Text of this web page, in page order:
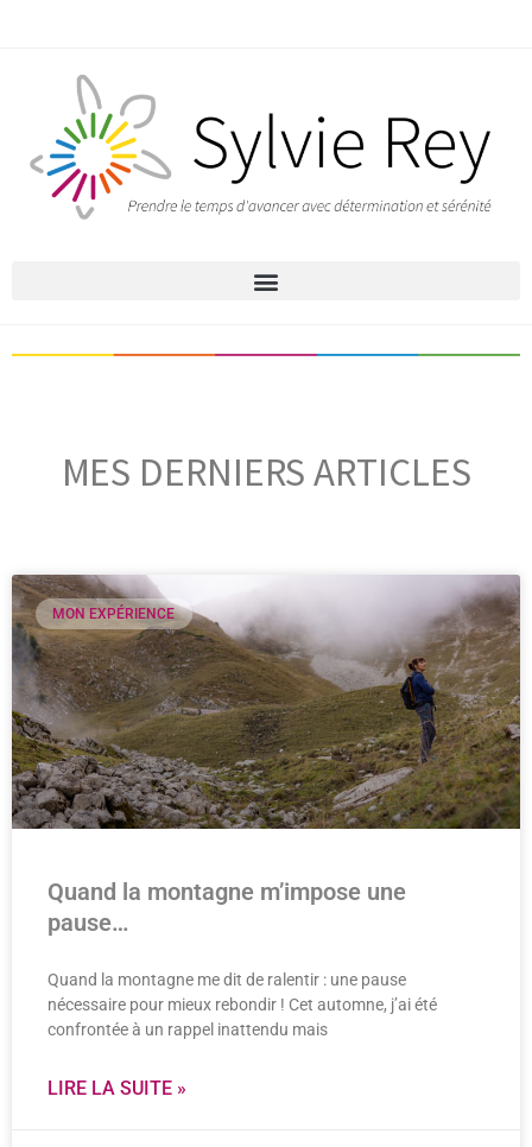
MES DERNIERS ARTICLES
MON EXPÉRIENCE
Quand la montagne m’impose une
pause…
Quand la montagne me dit de ralentir : une pause
nécessaire pour mieux rebondir ! Cet automne, j’ai été
confrontée à un rappel inattendu mais
LIRE LA SUITE »